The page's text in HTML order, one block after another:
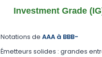
Investment Grade
Notations deAAA à BBB-
Émetteurs solides : grandes